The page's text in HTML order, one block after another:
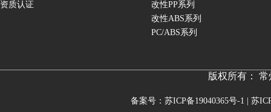
资质认证
改性PP系列
改性ABS系列
PC/ABS系列
版权所有：
备案号：苏ICP备19040365号-1 | 苏